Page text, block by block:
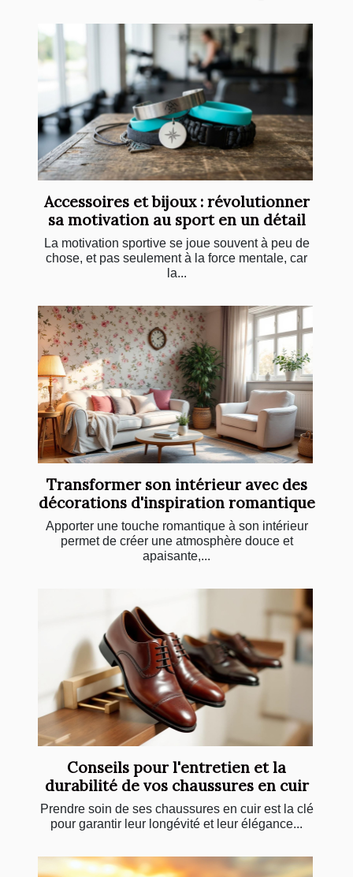
Accessoires et bijoux : révolutionner
sa motivation au sport en un détail
La motivation sportive se joue souvent à peu de
chose, et pas seulement à la force mentale, car
la...
Transformer son intérieur avec des
décorations d'inspiration romantique
Apporter une touche romantique à son intérieur
permet de créer une atmosphère douce et
apaisante,...
Conseils pour l'entretien et la
durabilité de vos chaussures en cuir
Prendre soin de ses chaussures en cuir est la clé
pour garantir leur longévité et leur élégance...